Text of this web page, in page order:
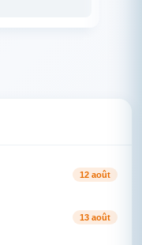
12 août
13 août